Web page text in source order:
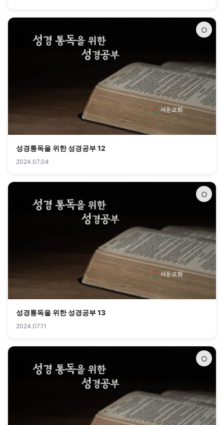
○
성경통독을 위한 성경공부 12
2024.07.04
○
성경통독을 위한 성경공부 13
2024.07.11
○